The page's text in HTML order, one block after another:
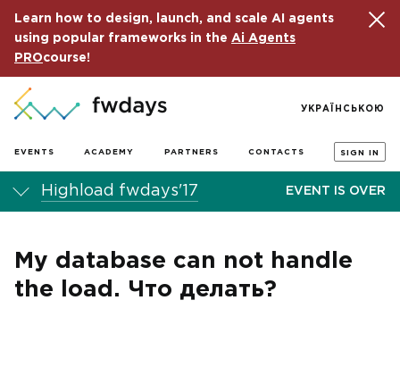
Learn how to design, launch, and scale AI agents
using popular frameworks in the Ai Agents
PROcourse!
EVENTS ACADEMY PARTNERS CONTACTS SIGN IN
УКРАЇНСЬКОЮ
Highload fwdays'17 EVENT IS OVER
My database can not handle
the load. Что делать?